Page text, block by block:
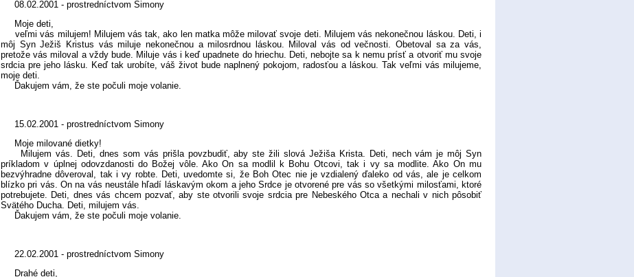
08.02.2001 - prostredníctvom Simony
Moje deti,
veľmi vás milujem! Milujem vás tak, ako len matka môže milovať svoje deti. Milujem vás nekonečnou láskou. Deti, i
môj Syn Ježiš Kristus vás miluje nekonečnou a milosrdnou láskou. Miloval vás od večnosti. Obetoval sa za vás,
pretože vás miloval a vždy bude. Miluje vás i keď upadnete do hriechu. Deti, nebojte sa k nemu prísť a otvoriť mu svoje
srdcia pre jeho lásku. Keď tak urobíte, váš život bude naplnený pokojom, radosťou a láskou. Tak veľmi vás milujeme,
moje deti.
Ďakujem vám, že ste počuli moje volanie.
15.02.2001 - prostredníctvom Simony
Moje milované dietky!
Milujem vás. Deti, dnes som vás prišla povzbudiť, aby ste žili slová Ježiša Krista. Deti, nech vám je môj Syn
príkladom v úplnej odovzdanosti do Božej vôle. Ako On sa modlil k Bohu Otcovi, tak i vy sa modlite. Ako On mu
bezvýhradne dôveroval, tak i vy robte. Deti, uvedomte si, že Boh Otec nie je vzdialený ďaleko od vás, ale je celkom
blízko pri vás. On na vás neustále hľadí láskavým okom a jeho Srdce je otvorené pre vás so všetkými milosťami, ktoré
potrebujete. Deti, dnes vás chcem pozvať, aby ste otvorili svoje srdcia pre Nebeského Otca a nechali v nich pôsobiť
Svätého Ducha. Deti, milujem vás.
Ďakujem vám, že ste počuli moje volanie.
22.02.2001 - prostredníctvom Simony
Drahé deti,